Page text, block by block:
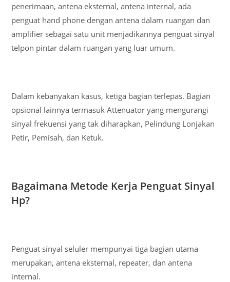
penerimaan, antena eksternal, antena internal, ada
penguat hand phone dengan antena dalam ruangan dan
amplifier sebagai satu unit menjadikannya penguat sinyal
telpon pintar dalam ruangan yang luar umum.
Dalam kebanyakan kasus, ketiga bagian terlepas. Bagian
opsional lainnya termasuk Attenuator yang mengurangi
sinyal frekuensi yang tak diharapkan, Pelindung Lonjakan
Petir, Pemisah, dan Ketuk.
Bagaimana Metode Kerja Penguat Sinyal
Hp?
Penguat sinyal seluler mempunyai tiga bagian utama
merupakan, antena eksternal, repeater, dan antena
internal.